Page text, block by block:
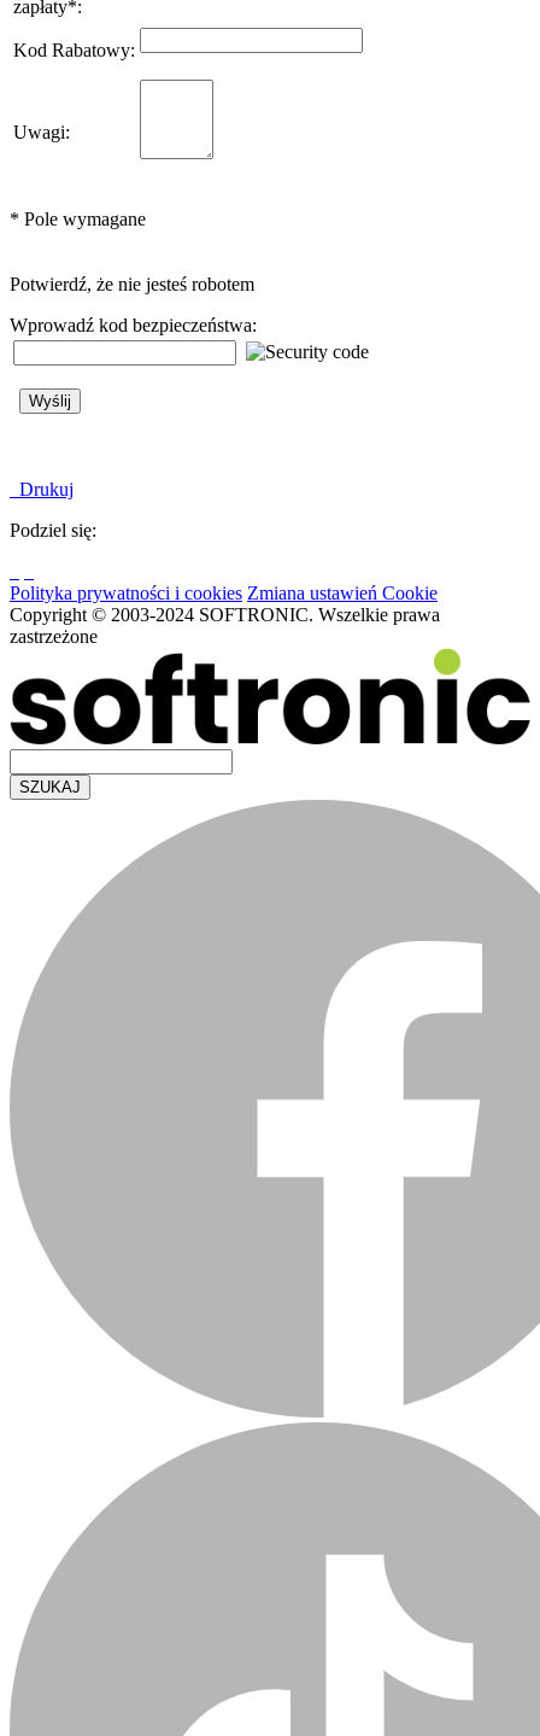
zapłaty*:
Kod Rabatowy:
Uwagi:
* Pole wymagane
Potwierdź, że nie jesteś robotem
Wprowadź kod bezpieczeństwa:
Drukuj
Podziel się:
Polityka prywatności i cookies Zmiana ustawień Cookie
Copyright © 2003-2024 SOFTRONIC. Wszelkie prawa
zastrzeżone